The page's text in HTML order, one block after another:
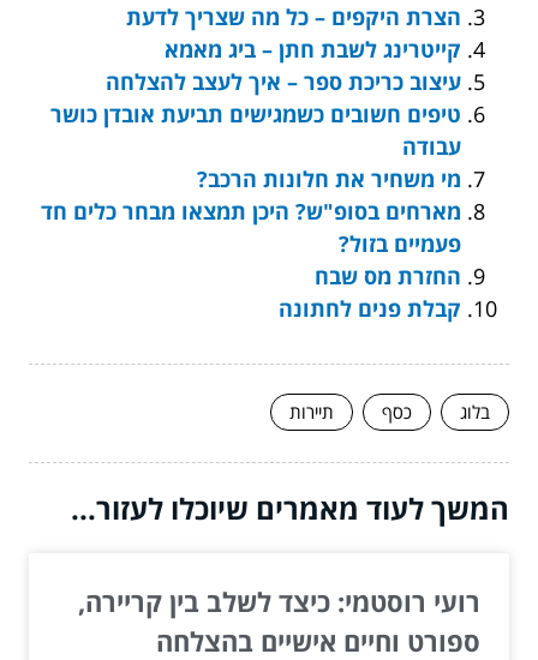
הצרת היקפים – כל מה שצריך לדעת
קייטרינג לשבת חתן – ביג מאמא
עיצוב כריכת ספר – איך לעצב להצלחה
טיפים חשובים כשמגישים תביעת אובדן כושר
עבודה
מי משחיר את חלונות הרכב?
מארחים בסופ"ש? היכן תמצאו מבחר כלים חד
פעמיים בזול?
החזרת מס שבח
קבלת פנים לחתונה
בלוג כסף תיירות
המשך לעוד מאמרים שיוכלו לעזור...
רועי רוסטמי: כיצד לשלב בין קריירה,
ספורט וחיים אישיים בהצלחה